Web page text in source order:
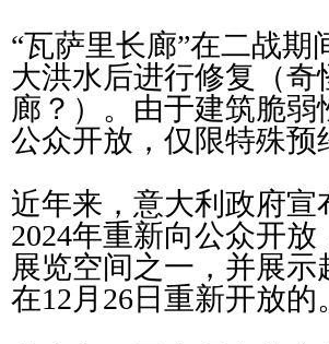
“瓦萨里长廊”在二战期
大洪水后进行修复（
廊？）。由于建筑脆
公众开放，仅限特殊预
近年来，意大利政府
2024年重新向公众开
展览空间之一，并展
在12月26日重新开放的